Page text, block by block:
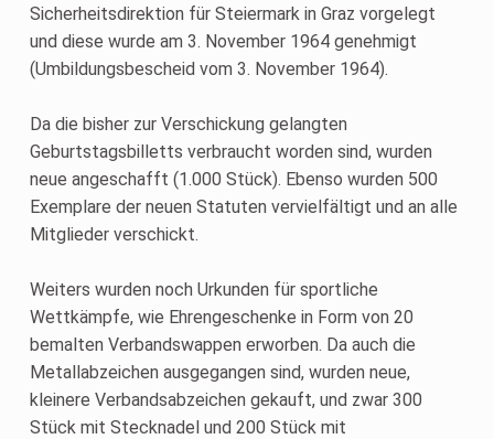
Sicherheitsdirektion für Steiermark in Graz vorgelegt
und diese wurde am 3. November 1964 genehmigt
(Umbildungsbescheid vom 3. November 1964).
Da die bisher zur Verschickung gelangten
Geburtstagsbilletts verbraucht worden sind, wurden
neue angeschafft (1.000 Stück). Ebenso wurden 500
Exemplare der neuen Statuten vervielfältigt und an alle
Mitglieder verschickt.
Weiters wurden noch Urkunden für sportliche
Wettkämpfe, wie Ehrengeschenke in Form von 20
bemalten Verbandswappen erworben. Da auch die
Metallabzeichen ausgegangen sind, wurden neue,
kleinere Verbandsabzeichen gekauft, und zwar 300
Stück mit Stecknadel und 200 Stück mit